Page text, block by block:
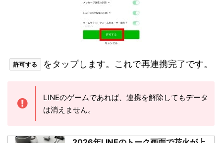
許可する をタップします。これで再連携完了です。
LINEのゲームであれば、連携を解除してもデータ
は消えません。